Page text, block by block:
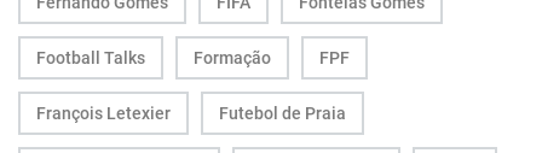
Football Talks Formação FPF
François Letexier Futebol de Praia